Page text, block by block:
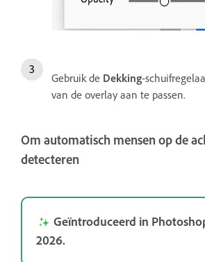
Gebruik de Dekking-
van de overlay aan te passen.
Om automatisch mensen op de
detecteren
Geïntroduceerd in
2026.